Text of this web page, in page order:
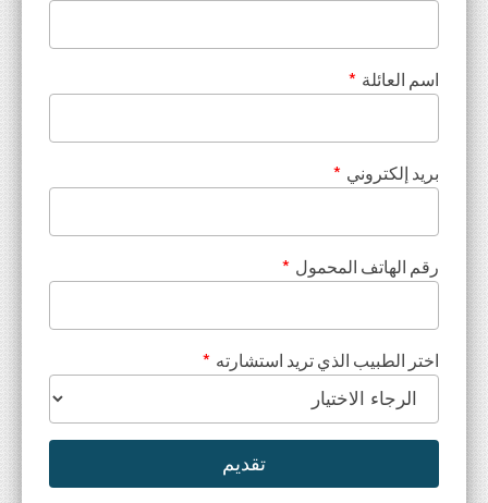
اسم العائلة *
بريد إلكتروني *
رقم الهاتف المحمول *
اختر الطبيب الذي تريد استشارته *